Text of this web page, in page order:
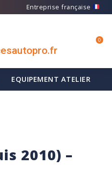
Entreprise française
0
EQUIPEMENT ATELIER
2010) –